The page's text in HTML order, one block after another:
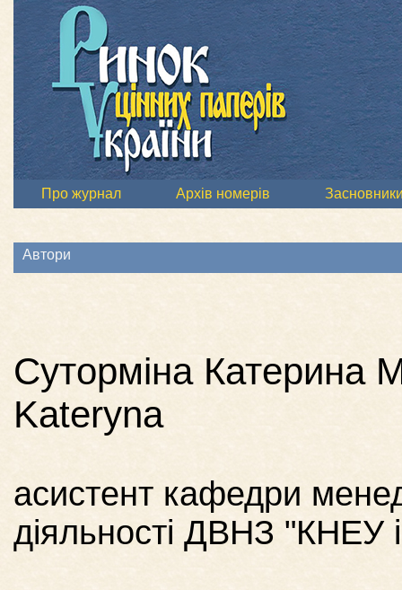
Про журнал Архів номерів
Автори
Суторміна Катерина
Kateryna
асистент кафедри
діяльності ДВНЗ "КНЕУ